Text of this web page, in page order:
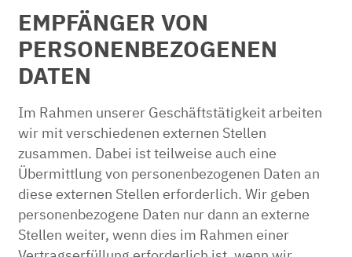
EMPFÄNGER VON
PERSONENBEZOGENEN
DATEN
Im Rahmen unserer Geschäftstätigkeit arbeiten
wir mit verschiedenen externen Stellen
zusammen. Dabei ist teilweise auch eine
Übermittlung von personenbezogenen Daten an
diese externen Stellen erforderlich. Wir geben
personenbezogene Daten nur dann an externe
Stellen weiter, wenn dies im Rahmen einer